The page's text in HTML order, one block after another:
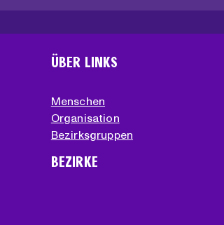
ÜBER LINKS
Menschen
Organisation
Bezirksgruppen
BEZIRKE